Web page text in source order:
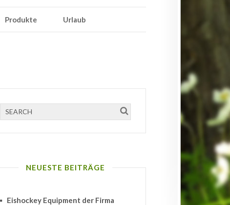
Produkte Urlaub
NEUESTE BEITRÄGE
Eishockey Equipment der Firma